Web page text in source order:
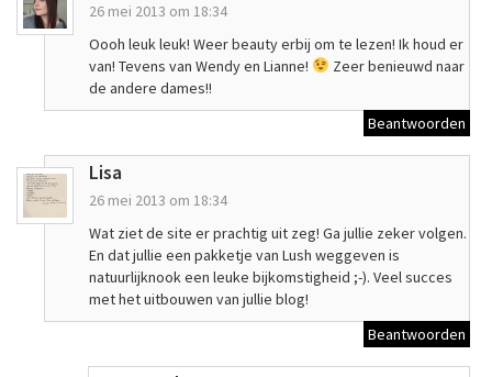
26 mei 2013 om 18:34
Oooh leuk leuk! Weer beauty erbij om te lezen! Ik houd er
van! Tevens van Wendy en Lianne!
Zeer benieuwd naar
de andere dames!!
Beantwoorden
Lisa
26 mei 2013 om 18:34
Wat ziet de site er prachtig uit zeg! Ga jullie zeker volgen.
En dat jullie een pakketje van Lush weggeven is
natuurlijknook een leuke bijkomstigheid ;-). Veel succes
met het uitbouwen van jullie blog!
Beantwoorden